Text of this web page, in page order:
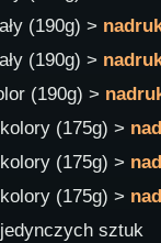
(190g) >
(190g) >
(190g) >
(175g) >
(175g) >
(175g) >
sztuk